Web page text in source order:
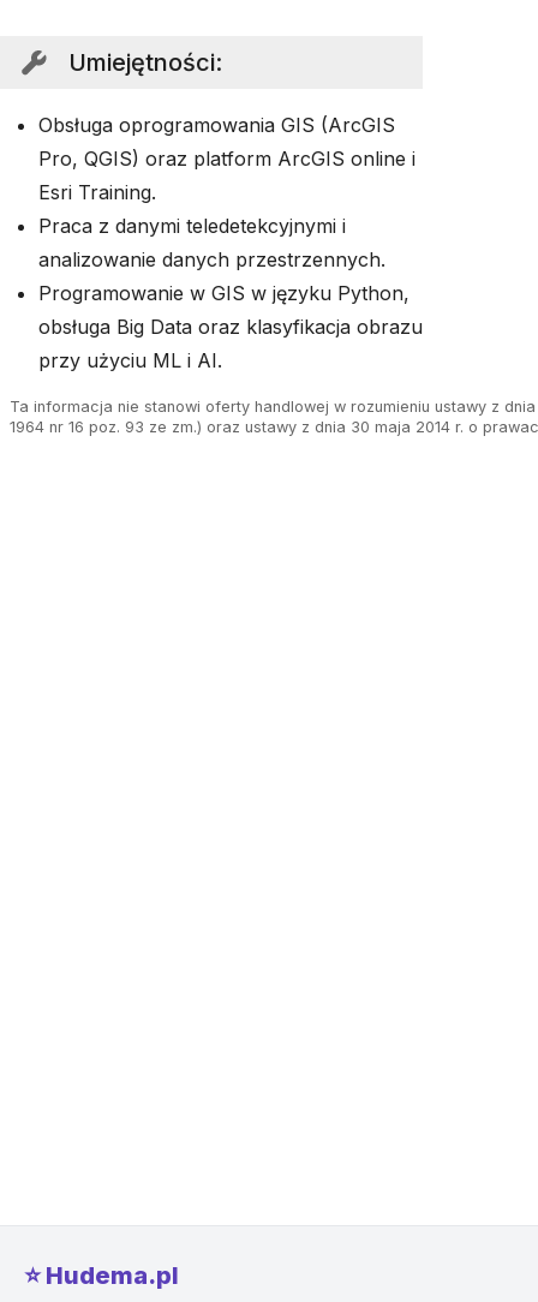
Umiejętności:
Obsługa oprogramowania GIS (ArcGIS
Pro, QGIS) oraz platform ArcGIS online i
Esri Training.
Praca z danymi teledetekcyjnymi i
analizowanie danych przestrzennych.
Programowanie w GIS w języku Python,
obsługa Big Data oraz klasyfikacja obrazu
przy użyciu ML i AI.
Ta informacja nie stanowi oferty handlowej w rozumieniu ustawy z
1964 nr 16 poz. 93 ze zm.) oraz ustawy z dnia 30 maja 2014 r. o
⭐️ Hudema.pl